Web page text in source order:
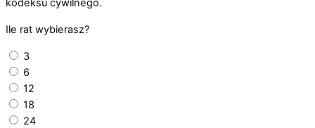
kodeksu cywilnego.
Ile rat wybierasz?
3
6
12
18
24